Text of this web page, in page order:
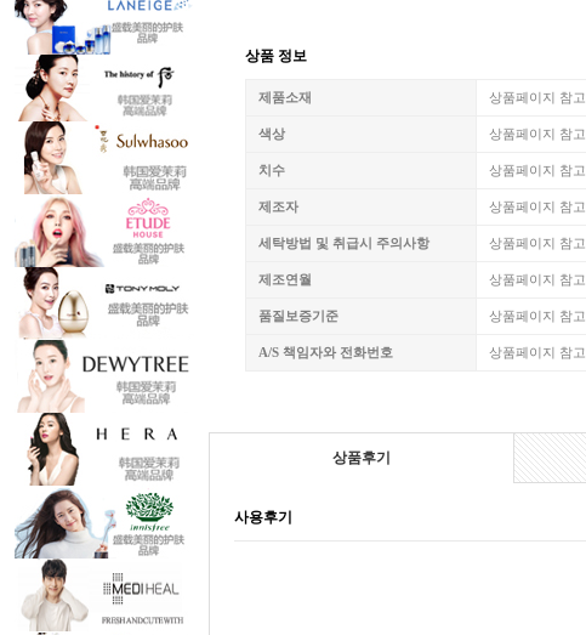
상품 정보
제품소재 상품페이지 참고
색상 상품페이지 참고
치수 상품페이지 참고
제조자 상품페이지 참고
세탁방법 및 취급시 주의사항 상품페이지 참고
제조연월 상품페이지 참고
품질보증기준 상품페이지 참고
A/S 책임자와 전화번호 상품페이지 참고
상품후기
사용후기